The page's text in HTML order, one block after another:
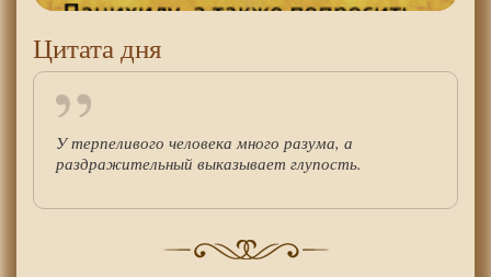
Цитата дня
У терпеливого человека много разума, а
раздражительный выказывает глупость.